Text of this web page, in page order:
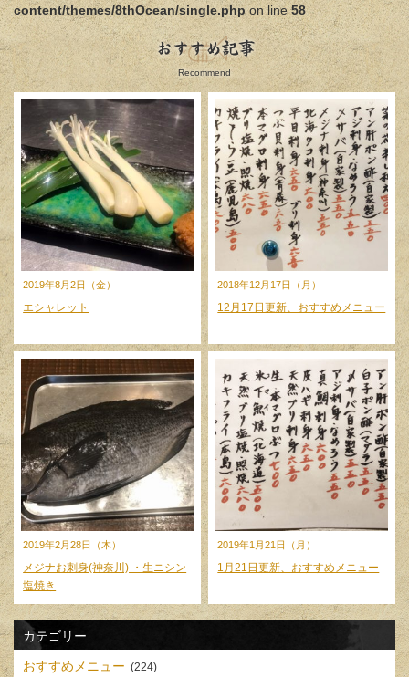
content/themes/8thOcean/single.phpon line58
おすすめ記事
Recommend
2019年8月2日（金）
エシャレット
2018年12月17日（月）
12月17日更新、おすすめメニュー
2019年2月28日（木）
メジナお刺身(神奈川) ・生ニシン
塩焼き
2019年1月21日（月）
1月21日更新、おすすめメニュー
カテゴリー
おすすめメニュー (224)